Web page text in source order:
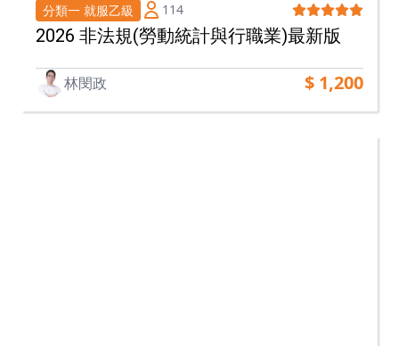
分類一 就服乙級 114
2026 非法規(勞動統計與行職業)最新版
林閔政 $ 1,200